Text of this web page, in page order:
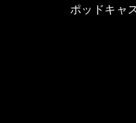
ポッドキャ